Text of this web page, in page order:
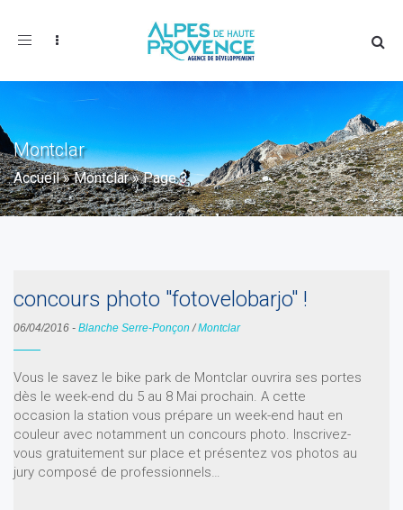
Toggle
Montclar
Accueil»Montclar»Page 3
concours photo "fotovelobarjo" !
06/04/2016 - Blanche Serre-Ponçon /Montclar
Vous le savez le bike park de Montclar ouvrira ses portes
dès le week-end du 5 au 8 Mai prochain. A cette
occasion la station vous prépare un week-end haut en
couleur avec notamment un concours photo. Inscrivez-
vous gratuitement sur place et présentez vos photos au
jury composé de professionnels…